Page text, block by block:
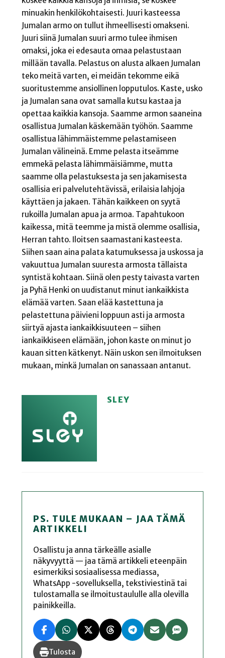
minuakin henkilökohtaisesti. Juuri kasteessa
Jumalan armo on tullut ihmeellisesti omakseni.
Juuri siinä Jumalan suuri armo tulee ihmisen
omaksi, joka ei edesauta omaa pelastustaan
millään tavalla. Pelastus on alusta alkaen Jumalan
teko meitä varten, ei meidän tekomme eikä
suoritustemme ansiollinen lopputulos. Kaste, usko
ja Jumalan sana ovat samalla kutsu kastaa ja
opettaa kaikkia kansoja. Saamme armon saaneina
osallistua Jumalan käskemään työhön. Saamme
osallistua lähimmäistemme pelastamiseen
Jumalan välineinä. Emme pelasta itseämme
emmekä pelasta lähimmäisiämme, mutta
saamme olla pelastuksesta ja sen jakamisesta
osallisia eri palvelutehtävissä, erilaisia lahjoja
käyttäen ja jakaen. Tähän kaikkeen on syytä
rukoilla Jumalan apua ja armoa. Tapahtukoon
kaikessa, mitä teemme ja mistä olemme osallisia,
Herran tahto. Iloitsen saamastani kasteesta.
Siihen saan aina palata katumuksessa ja uskossa ja
vakuuttua Jumalan suuresta armosta tällaista
syntistä kohtaan. Siinä olen pesty taivasta varten
ja Pyhä Henki on uudistanut minut iankaikkista
elämää varten. Saan elää kastettuna ja
pelastettuna päivieni loppuun asti ja armosta
siirtyä ajasta iankaikkisuuteen – siihen
iankaikkiseen elämään, johon kaste on minut jo
kauan sitten kätkenyt. Näin uskon sen ilmoituksen
mukaan, minkä Jumalan on sanassaan antanut.
SLEY
PS. TULE MUKAAN – JAA TÄMÄ
ARTIKKELI
Osallistu ja anna tärkeälle asialle
näkyvyyttä — jaa tämä artikkeli eteenpäin
esimerkiksi sosiaalisessa mediassa,
WhatsApp -sovelluksella, tekstiviestinä tai
tulostamalla se ilmoitustaululle alla olevilla
painikkeilla.
Tulosta